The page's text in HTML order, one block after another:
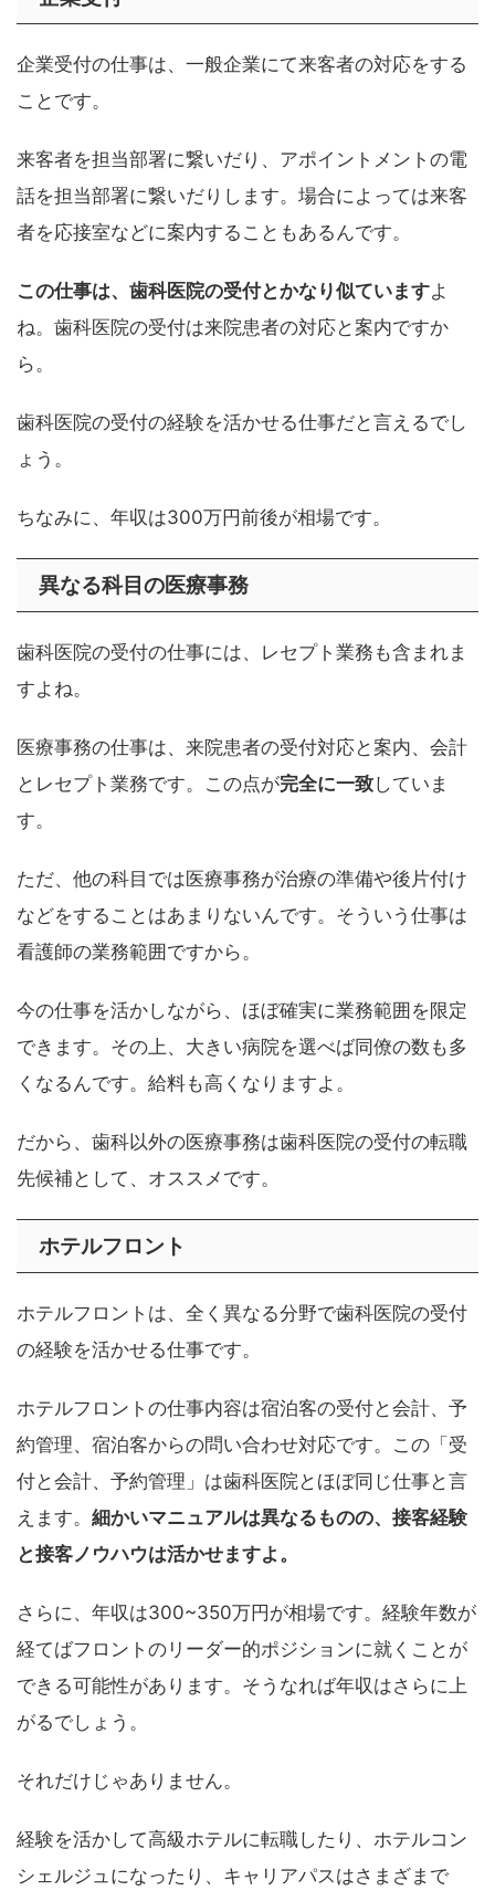
企業受付の仕事は、一般企業にて来客者の対応をする
ことです。
来客者を担当部署に繋いだり、アポイントメントの電
話を担当部署に繋いだりします。場合によっては来客
者を応接室などに案内することもあるんです。
この仕事は、歯科医院の受付とかなり似ていますよ
ね。歯科医院の受付は来院患者の対応と案内ですか
ら。
歯科医院の受付の経験を活かせる仕事だと言えるでし
ょう。
ちなみに、年収は300万円前後が相場です。
異なる科目の医療事務
歯科医院の受付の仕事には、レセプト業務も含まれま
すよね。
医療事務の仕事は、来院患者の受付対応と案内、会計
とレセプト業務です。この点が完全に一致していま
す。
ただ、他の科目では医療事務が治療の準備や後片付け
などをすることはあまりないんです。そういう仕事は
看護師の業務範囲ですから。
今の仕事を活かしながら、ほぼ確実に業務範囲を限定
できます。その上、大きい病院を選べば同僚の数も多
くなるんです。給料も高くなりますよ。
だから、歯科以外の医療事務は歯科医院の受付の転職
先候補として、オススメです。
ホテルフロント
ホテルフロントは、全く異なる分野で歯科医院の受付
の経験を活かせる仕事です。
ホテルフロントの仕事内容は宿泊客の受付と会計、予
約管理、宿泊客からの問い合わせ対応です。この「受
付と会計、予約管理」は歯科医院とほぼ同じ仕事と言
えます。 細かいマニュアルは異なるものの、接客経験
と接客ノウハウは活かせますよ。
さらに、年収は300~350万円が相場です。経験年数が
経てばフロントのリーダー的ポジションに就くことが
できる可能性があります。そうなれば年収はさらに上
がるでしょう。
それだけじゃありません。
経験を活かして高級ホテルに転職したり、ホテルコン
シェルジュになったり、キャリアパスはさまざまで